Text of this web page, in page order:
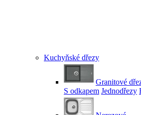
Kuchyňské dřezy
Granitové
S odkapem Jednodřezy